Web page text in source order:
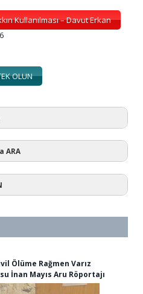
Kullanılması – Davut Erkan
OLUN
ARA
Ölüme Rağmen Varız
İnan Mayıs Aru Röportajı